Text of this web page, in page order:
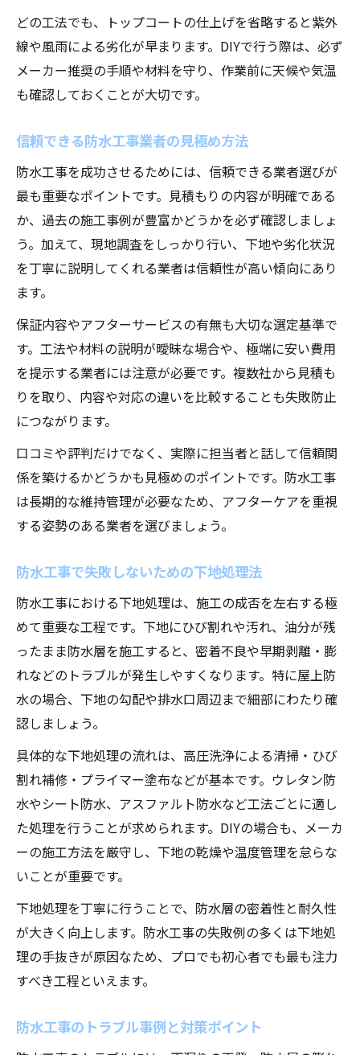
どの工法でも、トップコートの仕上げを省略すると紫外
線や風雨による劣化が早まります。DIYで行う際は、必ず
メーカー推奨の手順や材料を守り、作業前に天候や気温
も確認しておくことが大切です。
信頼できる防水工事業者の見極め方法
防水工事を成功させるためには、信頼できる業者選びが
最も重要なポイントです。見積もりの内容が明確である
か、過去の施工事例が豊富かどうかを必ず確認しましょ
う。加えて、現地調査をしっかり行い、下地や劣化状況
を丁寧に説明してくれる業者は信頼性が高い傾向にあり
ます。
保証内容やアフターサービスの有無も大切な選定基準で
す。工法や材料の説明が曖昧な場合や、極端に安い費用
を提示する業者には注意が必要です。複数社から見積も
りを取り、内容や対応の違いを比較することも失敗防止
につながります。
口コミや評判だけでなく、実際に担当者と話して信頼関
係を築けるかどうかも見極めのポイントです。防水工事
は長期的な維持管理が必要なため、アフターケアを重視
する姿勢のある業者を選びましょう。
防水工事で失敗しないための下地処理法
防水工事における下地処理は、施工の成否を左右する極
めて重要な工程です。下地にひび割れや汚れ、油分が残
ったまま防水層を施工すると、密着不良や早期剥離・膨
れなどのトラブルが発生しやすくなります。特に屋上防
水の場合、下地の勾配や排水口周辺まで細部にわたり確
認しましょう。
具体的な下地処理の流れは、高圧洗浄による清掃・ひび
割れ補修・プライマー塗布などが基本です。ウレタン防
水やシート防水、アスファルト防水など工法ごとに適し
た処理を行うことが求められます。DIYの場合も、メーカ
ーの施工方法を厳守し、下地の乾燥や温度管理を怠らな
いことが重要です。
下地処理を丁寧に行うことで、防水層の密着性と耐久性
が大きく向上します。防水工事の失敗例の多くは下地処
理の手抜きが原因なため、プロでも初心者でも最も注力
すべき工程といえます。
防水工事のトラブル事例と対策ポイント